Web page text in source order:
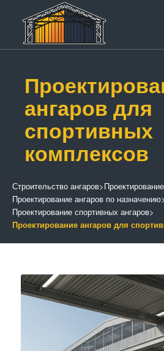
ангаров для
спортивных
комплексов
Строительство ангаров>
Проектирование ангаров по назначению>
Проектирование спортивных ангаров>
Проектирование ангаров для